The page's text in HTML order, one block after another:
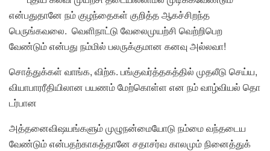
என்பதுதானே நம் குழந்தைகள் குறித்த ஆகச்சிறந்த
பெருங்கவலை. வெளிநாட்டு வேலைமுயற்சி வெற்றிபெற
வேண்டும் என்பது நம்மில் பலருக்குமான கனவு அல்லவா!
சொத்துக்கள் வாங்க, விற்க. பங்குவர்த்தகத்தில் முதலீடு செய்ய,
வியாபாரரீதியிலான பயணம் மேற்கொள்ள என நம் வாழ்வியல் தொ
டர்பான
அத்தனைவிஷயங்களும் முழுநன்மையோடு நம்மை வந்தடைய
வேண்டும் என்பதற்காகத்தானே சதாசர்வ காலமும் நினைத்துக்